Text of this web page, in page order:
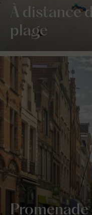
À distance
plage
Promenade